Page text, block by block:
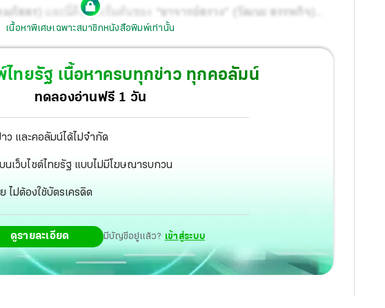
ภัสสร) และนี่คือจุดเริ่มต้นของ
“อาจารย์สรวง” (วัฒนะ สรรพกิจ)
ที่ต่างก็กำลังรอเวลาแก้แค้น
เนื้อหาพิเศษเฉพาะสมาชิกหนังสือพิมพ์เท่านั้น
ทยรัฐ เนื้อหาครบทุกข่าว ทุกคอลัมน์
ทดลองอ่านฟรี 1 วัน
ว และคอลัมน์ได้ไม่จำกัด
นเว็บไซต์ไทยรัฐ แบบไม่มีโฆษณารบกวน
ไม่ต้องใช้บัตรเครดิต
ดูรายละเอียด มีบัญชีอยู่แล้ว? เข้าสู่ระบบ